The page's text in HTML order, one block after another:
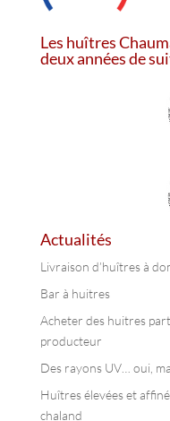
Les huîtres
deux années de
Actualités
Livraison d’huîtres à
Bar à huitres
Acheter des huitres
producteur
Des rayons UV… oui,
Huîtres élevées et
chaland